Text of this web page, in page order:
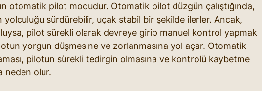
otomatik pilot modudur. Otomatik pilot düzgün çalıştığında,
sürdürebilir, uçak stabil bir şekilde ilerler. Ancak,
pilot sürekli olarak devreye girip manuel kontrol yapmak
yorgun düşmesine ve zorlanmasına yol açar. Otomatik
pilotun sürekli tedirgin olmasına ve kontrolü kaybetme
neden olur.